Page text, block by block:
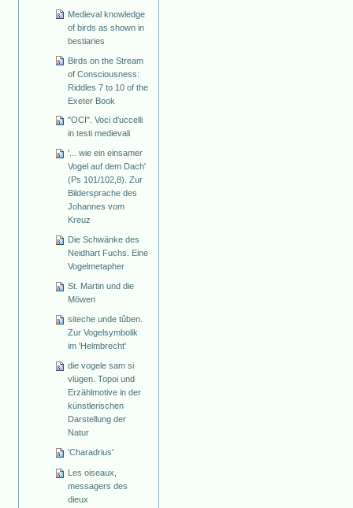
Medieval knowledge
of birds as shown in
bestiaries
Birds on the Stream
of Consciousness:
Riddles 7 to 10 of the
Exeter Book
"OCI". Voci d'uccelli
in testi medievali
'... wie ein einsamer
Vogel auf dem Dach'
(Ps 101/102,8). Zur
Bildersprache des
Johannes vom
Kreuz
Die Schwänke des
Neidhart Fuchs. Eine
Vogelmetapher
St. Martin und die
Möwen
siteche unde tûben.
Zur Vogelsymbolik
im 'Helmbrecht'
die vogele sam si
vlügen. Topoi und
Erzählmotive in der
künstlerischen
Darstellung der
Natur
'Charadrius'
Les oiseaux,
messagers des
dieux